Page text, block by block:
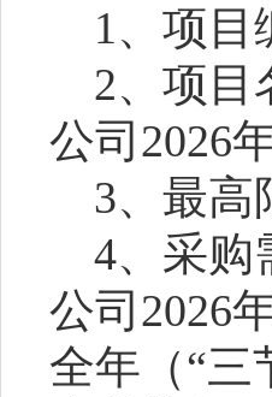
1、项目
2、项目
公司 2026
3、最高
4、采购
公司 2026
全年（“三